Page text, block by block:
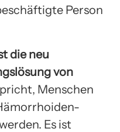
Person
die neu
von
Menschen
Es ist